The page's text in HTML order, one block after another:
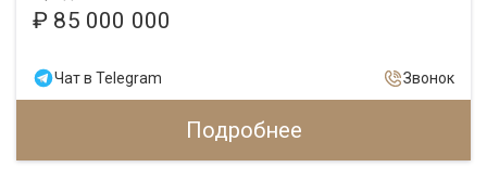
₽ 85 000 000
Чат в Telegram Звонок
Подробнее